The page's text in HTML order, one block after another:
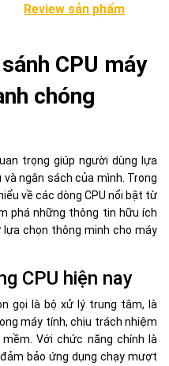
Review sản phẩm
CPU máy
chóng
trọng giúp người dùng lựa
và ngân sách của mình. Trong
về các dòng CPU nổi bật từ
phá những thông tin hữu ích
chọn thông minh cho máy
CPU hiện nay
gọi là bộ xử lý trung tâm, là
máy tính, chịu trách nhiệm
Với chức năng chính là
bảo ứng dụng chạy mượt